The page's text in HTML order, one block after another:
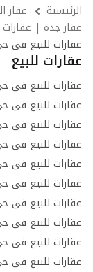
الرئيسية
عقار
عقار جدة |
عقارات للبيع فى
عقارات للبيع
عقارات للبيع فى
عقارات للبيع فى
عقارات للبيع فى
عقارات للبيع فى
عقارات للبيع فى
عقارات للبيع فى
عقارات للبيع فى
عقارات للبيع فى
عقارات للبيع فى
عقارات للبيع فى